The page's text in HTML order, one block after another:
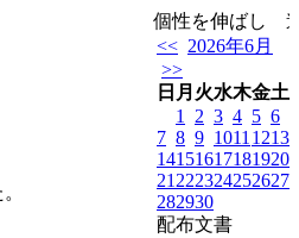
個性を伸ばし 進
<< 2026年6月
>>
日 月 火水木金土
1
2 3 4 5 6
7 8 9 1011 1213
14151617181920
21 222324252627
282930
配布文書